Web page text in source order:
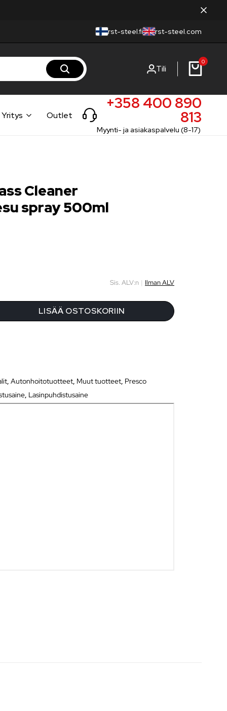
rst-steel.fi rst-steel.com
Tili
0
Yritys Outlet
+358 400 890
813
Myynti- ja asiakaspalvelu (8-17)
Cleaner
spray 500ml
Sis. ALV:n | Ilman ALV
LISÄÄ OSTOSKORIIN
,Autonhoitotuotteet Muut tuotteet Presco
Lasinpuhdistusaine